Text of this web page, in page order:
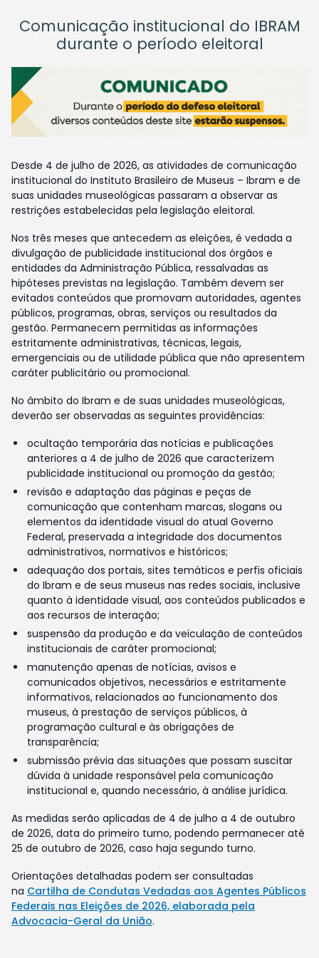
Comunicação institucional do IBRAM
durante o período eleitoral
Desde 4 de julho de 2026, as atividades de comunicação
institucional do Instituto Brasileiro de Museus – Ibram e de
suas unidades museológicas passaram a observar as
restrições estabelecidas pela legislação eleitoral.
Nos três meses que antecedem as eleições, é vedada a
divulgação de publicidade institucional dos órgãos e
entidades da Administração Pública, ressalvadas as
hipóteses previstas na legislação. Também devem ser
evitados conteúdos que promovam autoridades, agentes
públicos, programas, obras, serviços ou resultados da
gestão. Permanecem permitidas as informações
estritamente administrativas, técnicas, legais,
emergenciais ou de utilidade pública que não apresentem
caráter publicitário ou promocional.
No âmbito do Ibram e de suas unidades museológicas,
deverão ser observadas as seguintes providências:
ocultação temporária das notícias e publicações
anteriores a 4 de julho de 2026 que caracterizem
publicidade institucional ou promoção da gestão;
revisão e adaptação das páginas e peças de
comunicação que contenham marcas, slogans ou
elementos da identidade visual do atual Governo
Federal, preservada a integridade dos documentos
administrativos, normativos e históricos;
adequação dos portais, sites temáticos e perfis oficiais
do Ibram e de seus museus nas redes sociais, inclusive
quanto à identidade visual, aos conteúdos publicados e
aos recursos de interação;
suspensão da produção e da veiculação de conteúdos
institucionais de caráter promocional;
manutenção apenas de notícias, avisos e
comunicados objetivos, necessários e estritamente
informativos, relacionados ao funcionamento dos
museus, à prestação de serviços públicos, à
programação cultural e às obrigações de
transparência;
submissão prévia das situações que possam suscitar
dúvida à unidade responsável pela comunicação
institucional e, quando necessário, à análise jurídica.
As medidas serão aplicadas de 4 de julho a 4 de outubro
de 2026, data do primeiro turno, podendo permanecer até
25 de outubro de 2026, caso haja segundo turno.
Orientações detalhadas podem ser consultadas
na Cartilha de Condutas Vedadas aos Agentes Públicos
Federais nas Eleições de 2026, elaborada pela
Advocacia-Geral da União.